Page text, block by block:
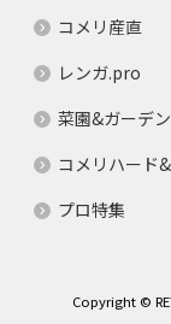
コメリ産直
レンガ.pro
菜園&ガーデン
コメリハード
プロ特集
Copyright ©